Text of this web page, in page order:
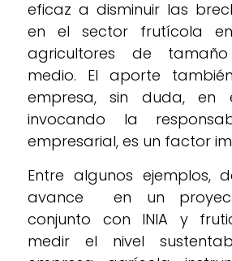
eficaz a disminuir las
en el sector frutícola
agricultores de
medio. El aporte
empresa, sin duda, en
invocando la
empresarial, es un factor
Entre algunos ejemplos,
avance en un
conjunto con INIA y
medir el nivel